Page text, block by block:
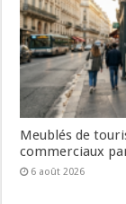
Meublés de
commerciaux
6 août 2026